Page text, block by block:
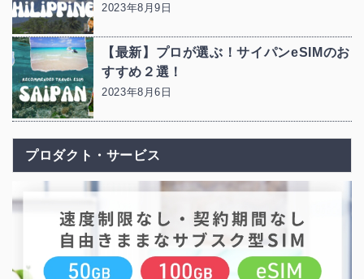
2023年8月9日
【最新】プロが選ぶ！サイパンeSIMのお
すすめ２選！
2023年8月6日
プロダクト・サービス